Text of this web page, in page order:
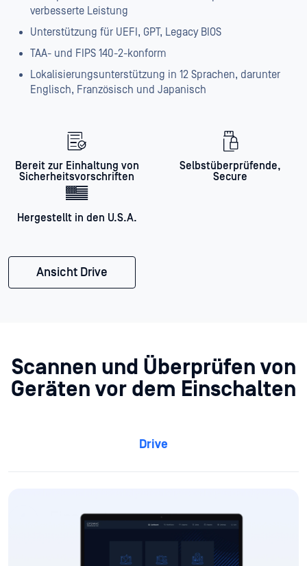
verbesserte Leistung
Unterstützung für UEFI, GPT, Legacy BIOS
TAA- und FIPS 140-2-konform
Lokalisierungsunterstützung in 12 Sprachen, darunter
Englisch, Französisch und Japanisch
Bereit zur Einhaltung von
Sicherheitsvorschriften
Selbstüberprüfende,
Secure
Hergestellt in den U.S.A.
Ansicht Drive
Scannen und Überprüfen von
Geräten vor dem Einschalten
Drive
Einstecken
Das Zielgerät direkt von MetaDefender Drive aus